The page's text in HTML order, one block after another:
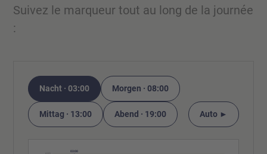
Suivez le marqueur tout au long de la journée
:
Nacht · 03:00 Morgen · 08:00
Mittag · 13:00 Abend · 19:00 Auto ►
03:00